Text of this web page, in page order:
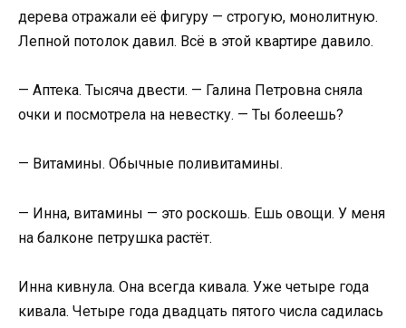
дерева отражали её фигуру — строгую, монолитную.
Лепной потолок давил. Всё в этой квартире давило.
— Аптека. Тысяча двести. — Галина Петровна сняла
очки и посмотрела на невестку. — Ты болеешь?
— Витамины. Обычные поливитамины.
— Инна, витамины — это роскошь. Ешь овощи. У меня
на балконе петрушка растёт.
Инна кивнула. Она всегда кивала. Уже четыре года
кивала. Четыре года двадцать пятого числа садилась